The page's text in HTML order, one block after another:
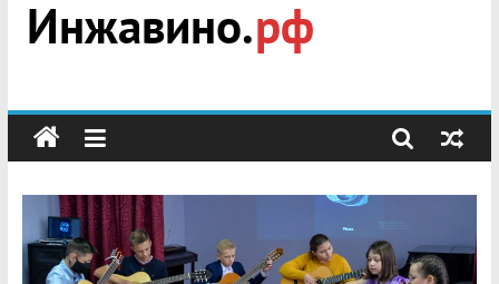
гражданин Инжавинского округа»
участнице Великой
Отечественной, фронтовичке
Безопасность в сети Интернет
мероприятии «Сохраним
первоцветы!»
В вольере Воронинского
заповедника родились крапчатые
суслики
Инжавино.рф
сельский
портал